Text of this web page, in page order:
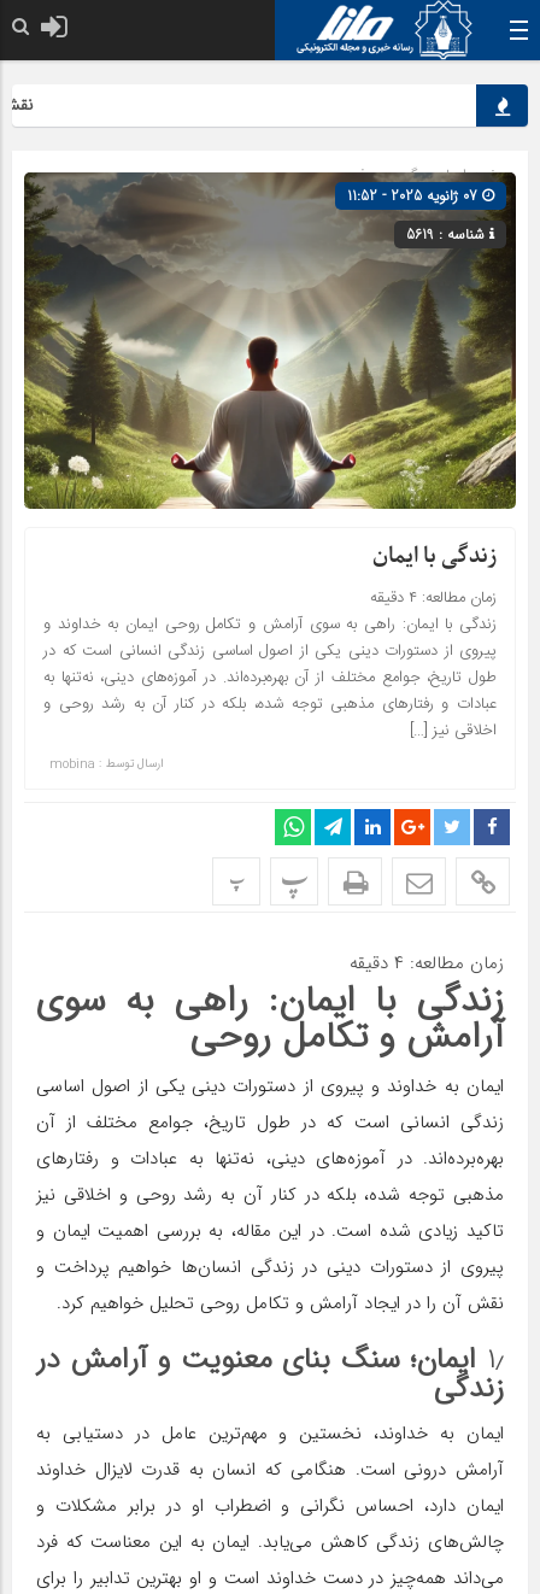
نقش
صفحه اصلی» گروه »مذهبی
شناسه : 5619
زندگی با ایمان
زمان مطالعه: ۴ دقیقه
زندگی با ایمان: راهی به سوی آرامش و تکامل روحی ایمان به خداوند و
پیروی از دستورات دینی یکی از اصول اساسی زندگی انسانی است که در
طول تاریخ، جوامع مختلف از آن بهره‌برده‌اند. در آموزه‌های دینی، نه‌تنها به
عبادات و رفتارهای مذهبی توجه شده، بلکه در کنار آن به رشد روحی و
اخلاقی نیز […]
ارسال توسط : mobina
پ پ
زمان مطالعه: ۴ دقیقه
زندگی با ایمان: راهی به سوی
آرامش و تکامل روحی
ایمان به خداوند و پیروی از دستورات دینی یکی از اصول اساسی
زندگی انسانی است که در طول تاریخ، جوامع مختلف از آن
بهره‌برده‌اند. در آموزه‌های دینی، نه‌تنها به عبادات و رفتارهای
مذهبی توجه شده، بلکه در کنار آن به رشد روحی و اخلاقی نیز
تاکید زیادی شده است. در این مقاله، به بررسی اهمیت ایمان و
پیروی از دستورات دینی در زندگی انسان‌ها خواهیم پرداخت و
نقش آن را در ایجاد آرامش و تکامل روحی تحلیل خواهیم کرد.
۱٫ ایمان؛ سنگ بنای معنویت و آرامش در
زندگی
ایمان به خداوند، نخستین و مهم‌ترین عامل در دستیابی به
آرامش درونی است. هنگامی که انسان به قدرت لایزال خداوند
ایمان دارد، احساس نگرانی و اضطراب او در برابر مشکلات و
چالش‌های زندگی کاهش می‌یابد. ایمان به این معناست که فرد
می‌داند همه‌چیز در دست خداوند است و او بهترین تدابیر را برای